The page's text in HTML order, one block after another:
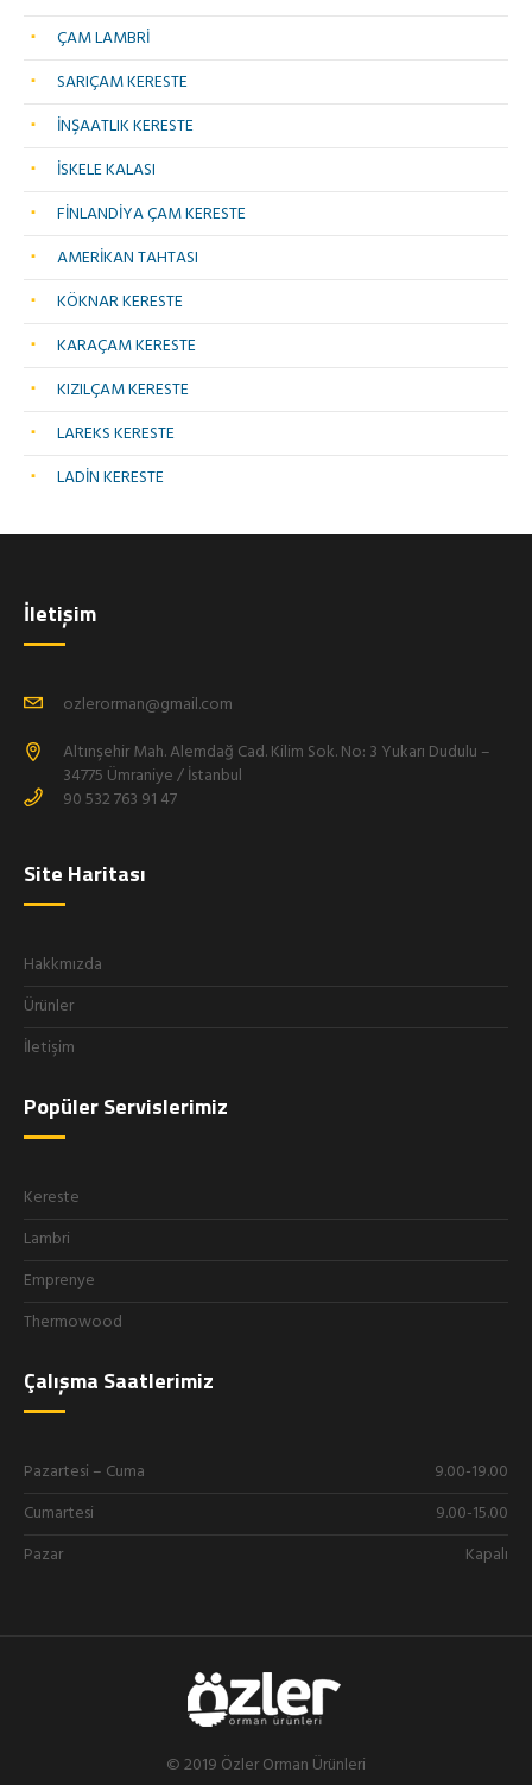
ÇAM LAMBRİ
SARIÇAM KERESTE
İNŞAATLIK KERESTE
İSKELE KALASI
FİNLANDİYA ÇAM KERESTE
AMERİKAN TAHTASI
KÖKNAR KERESTE
KARAÇAM KERESTE
KIZILÇAM KERESTE
LAREKS KERESTE
LADİN KERESTE
İletişim
ozlerorman@gmail.com
Altınşehir Mah. Alemdağ Cad. Kilim Sok. No: 3 Yukarı Dudulu –
34775 Ümraniye / İstanbul
90 532 763 91 47
Site Haritası
Hakkmızda
Ürünler
İletişim
Popüler Servislerimiz
Kereste
Lambri
Emprenye
Thermowood
Çalışma Saatlerimiz
Pazartesi – Cuma
9.00-19.00
Cumartesi
9.00-15.00
Pazar
Kapalı
© 2019 Özler Orman Ürünleri